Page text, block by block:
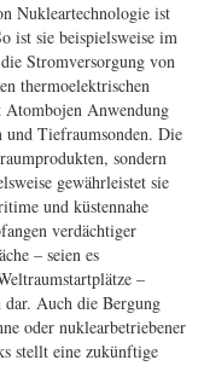
Nukleartechnologie ist
ist sie beispielsweise im
Stromversorgung von
thermoelektrischen
Anwendung
Tiefraumsonden. Die
sondern
gewährleistet sie
und küstennahe
verdächtiger
– seien es
–
dar. Auch die Bergung
oder nuklearbetriebener
stellt eine zukünftige